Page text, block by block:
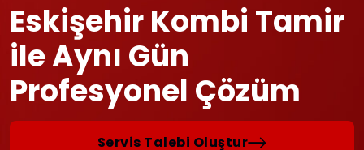
Eskişehir Kombi Tamir
ile Aynı Gün
Profesyonel Çözüm
Servis Talebi Oluştur